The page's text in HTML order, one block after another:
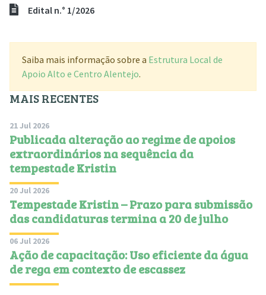
Edital n.° 1/2026
Saiba mais informação sobre a Estrutura Local de
Apoio Alto e Centro Alentejo.
MAIS RECENTES
21 Jul 2026
Publicada alteração ao regime de apoios
extraordinários na sequência da
tempestade Kristin
20 Jul 2026
Tempestade Kristin – Prazo para submissão
das candidaturas termina a 20 de julho
06 Jul 2026
Ação de capacitação: Uso eficiente da água
de rega em contexto de escassez